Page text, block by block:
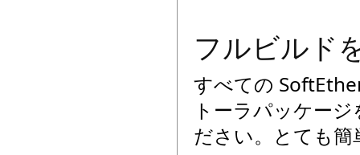
フルビルド
すべての
トーラパッケー
ださい。とても簡